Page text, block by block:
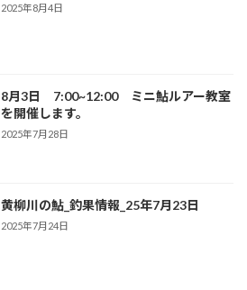
2025年8月4日
8月3日 7:00~12:00 ミニ鮎ルアー教室
を開催します。
2025年7月28日
黄柳川の鮎_釣果情報_25年7月23日
2025年7月24日